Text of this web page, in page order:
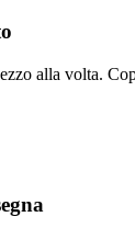
alla volta.